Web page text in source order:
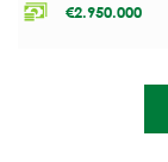
€2.950.000